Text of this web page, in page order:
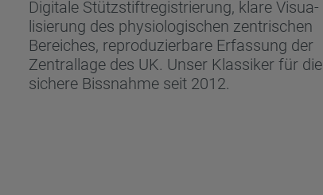
Digitale Stützstiftregistrierung, klare Visua-
lisierung des physiologischen zentrischen
Bereiches, reproduzierbare Erfassung der
Zentrallage des UK. Unser Klassiker für die
sichere Bissnahme seit 2012.